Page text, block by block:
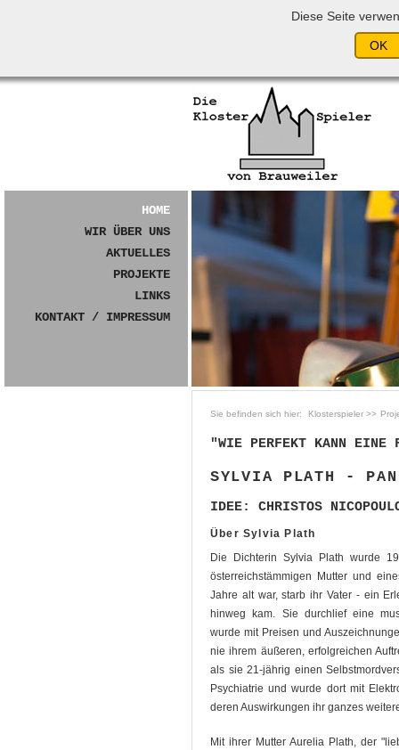
Diese Seite
Klosterspieler
"WIE PERFEKT KANN EINE
SYLVIA PLATH -
IDEE: CHRISTOS
Über Sylvia Plath
Die Dichterin Sylvia Plath wurde
österreichstämmigen Mutter und
Jahre alt war, starb ihr Vater - ein
hinweg kam. Sie durchlief eine
wurde mit Preisen und
nie ihrem äußeren, erfolgreichen
als sie 21-jährig einen
Psychiatrie und wurde dort mit
deren Auswirkungen ihr ganzes
Mit ihrer Mutter Aurelia Plath, der
HOME
WIR ÜBER UNS
AKTUELLES
PROJEKTE
LINKS
KONTAKT / IMPRESSUM